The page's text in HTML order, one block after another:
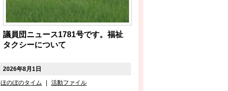
議員団ニュース1781号です。福祉
タクシーについて
2026年8月1日
ほのぼのタイム
活動ファイル